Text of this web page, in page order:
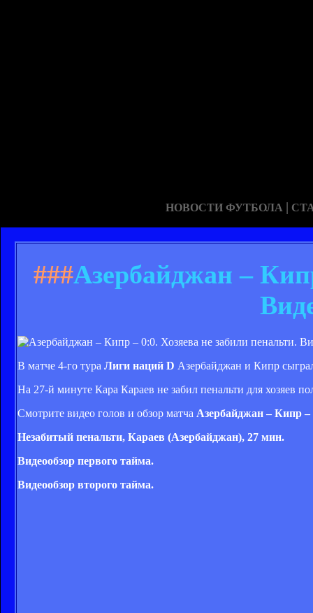
НОВОСТИ ФУТБОЛА |
###Азербайджан –
В матче 4-го тура Лиги наций D Азербайджан и Кипр
На 27-й минуте Кара Караев не забил пенальти для хозяев
Смотрите видео голов и обзор матча Азербайджан – Кипр –
Незабитый пенальти, Караев (Азербайджан), 27 мин.
Видеообзор первого тайма.
Видеообзор второго тайма.